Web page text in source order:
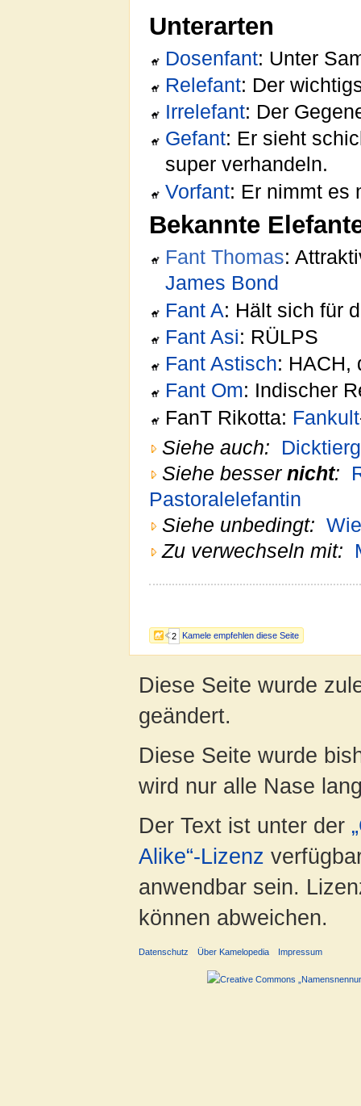
2 Kamele empfehlen diese Seite
Unterarten
Dosenfant: Unter
Relefant: Der
Irrelefant: Der
Gefant: Er sieht
super verhandeln.
Vorfant: Er nimmt es
Bekannte
Fant Thomas:
James Bond
Fant A: Hält sich für
Fant Asi: RÜLPS
Fant Astisch: HACH,
Fant Om: Indischer
FanT Rikotta: Fankult
Siehe auch:
Siehe besser nicht:
Pastoralelefantin
Siehe unbedingt:
Zu verwechseln mit:
Diese Seite wurde
geändert.
Diese Seite wurde
wird nur alle Nase
Der Text ist unter der
Alike“-Lizenz
anwendbar sein.
können abweichen.
Datenschutz Über Kamelopedia Impressum